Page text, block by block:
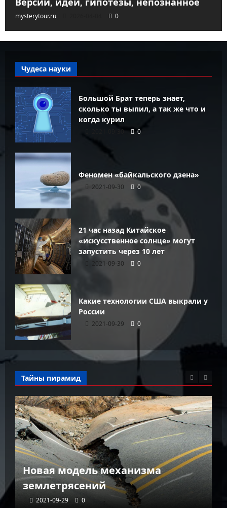
mysterytour.ru 0
Чудеса науки
Большой Брат теперь знает,
сколько ты выпил, а так же что и
когда курил
2021-09-30 0
Феномен «байкальского дзена»
2021-09-30 0
21 час назад Китайское
«искусственное солнце» могут
запустить через 10 лет
2021-09-30 0
Какие технологии США выкрали у
России
2021-09-29 0
Тайны пирамид
Новая модель механизма
землетрясений
2021-09-29 0